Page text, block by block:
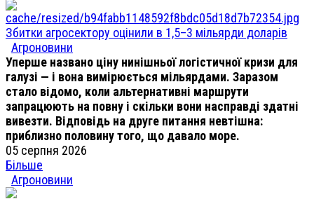
Збитки агросектору оцінили в 1,5–3 мільярди доларів
Агроновини
Уперше названо ціну нинішньої логістичної кризи для
галузі — і вона вимірюється мільярдами. Заразом
стало відомо, коли альтернативні маршрути
запрацюють на повну і скільки вони насправді здатні
вивезти. Відповідь на друге питання невтішна:
приблизно половину того, що давало море.
05 серпня 2026
Більше
Агроновини